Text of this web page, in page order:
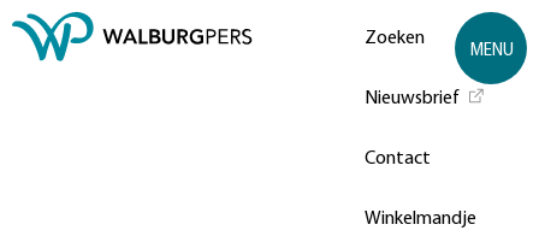
Zoeken
Nieuwsbrief
Contact
Winkelmandje
MENU